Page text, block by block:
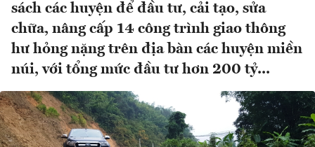
sách các huyện để đầu tư, cải tạo, sửa
chữa, nâng cấp 14 công trình giao thông
hư hỏng nặng trên địa bàn các huyện miền
núi, với tổng mức đầu tư hơn 200 tỷ...